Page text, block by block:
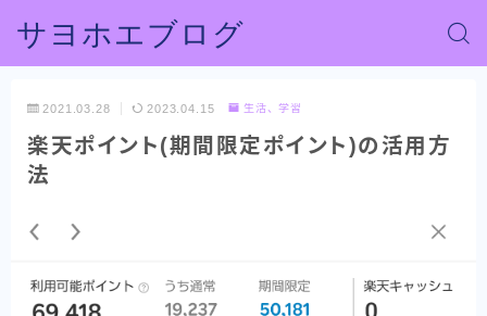
サヨホエブログ
2021.03.28 2023.04.15 生活、学習
楽天ポイント(期間限定ポイント)の活用方
法